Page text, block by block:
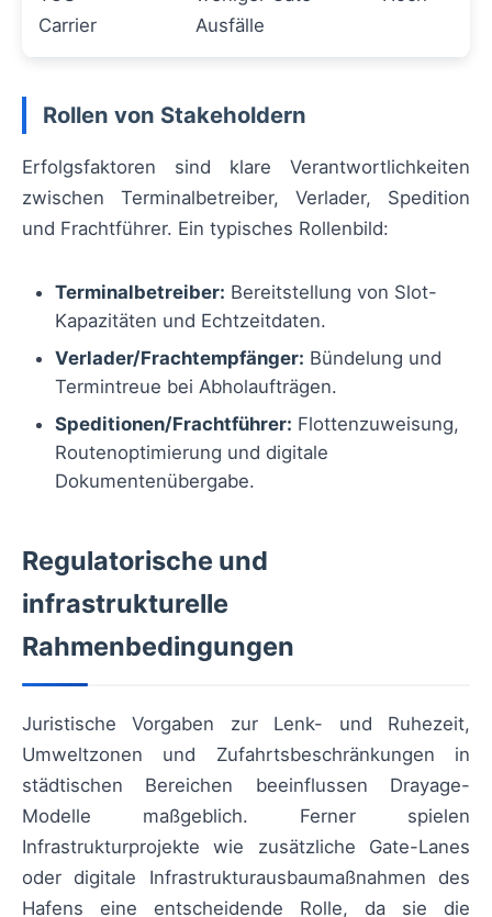
Carrier
Ausfälle
Rollen von Stakeholdern
Erfolgsfaktoren sind klare Verantwortlichkeiten
zwischen Terminalbetreiber, Verlader, Spedition
und Frachtführer. Ein typisches Rollenbild:
Terminalbetreiber: Bereitstellung von Slot-
Kapazitäten und Echtzeitdaten.
Verlader/Frachtempfänger: Bündelung und
Termintreue bei Abholaufträgen.
Speditionen/Frachtführer: Flottenzuweisung,
Routenoptimierung und digitale
Dokumentenübergabe.
Regulatorische und
infrastrukturelle
Rahmenbedingungen
Juristische Vorgaben zur Lenk- und Ruhezeit,
Umweltzonen und Zufahrtsbeschränkungen in
städtischen Bereichen beeinflussen Drayage-
Modelle maßgeblich. Ferner spielen
Infrastrukturprojekte wie zusätzliche Gate-Lanes
oder digitale Infrastrukturausbaumaßnahmen des
Hafens eine entscheidende Rolle, da sie die